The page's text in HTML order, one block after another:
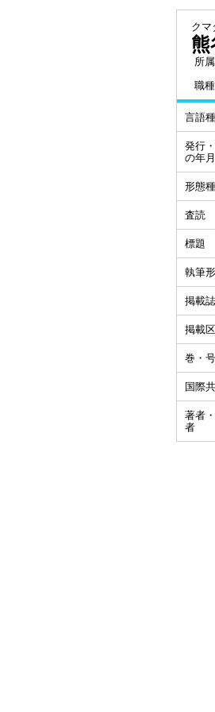
ク
所属
職種
言語
発行
の年月
形態
査読
標題
執筆
掲載
掲載
巻・
国際
著者
者